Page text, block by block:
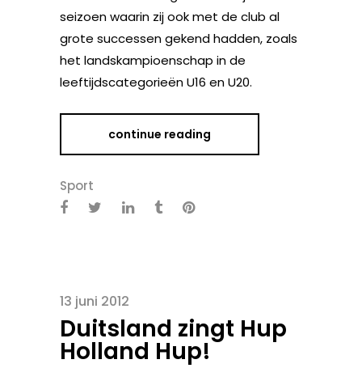
seizoen waarin zij ook met de club al
grote successen gekend hadden, zoals
het landskampioenschap in de
leeftijdscategorieën U16 en U20.
continue reading
Sport
13 juni 2012
Duitsland zingt Hup
Holland Hup!